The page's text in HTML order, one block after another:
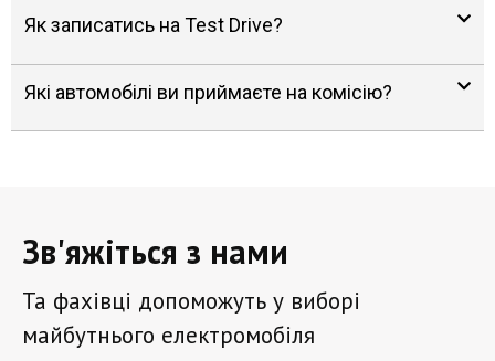
Як записатись на Test Drive?
Які автомобілі ви приймаєте на комісію?
Зв'яжіться з нами
Та фахівці допоможуть у виборі
майбутнього електромобіля